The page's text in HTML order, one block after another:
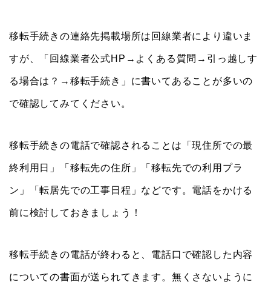
移転手続きの連絡先掲載場所は回線業者により違いま
すが、「回線業者公式HP→よくある質問→引っ越しす
る場合は？→移転手続き」に書いてあることが多いの
で確認してみてください。
移転手続きの電話で確認されることは「現住所での最
終利用日」「移転先の住所」「移転先での利用プラ
ン」「転居先での工事日程」などです。電話をかける
前に検討しておきましょう！
移転手続きの電話が終わると、電話口で確認した内容
についての書面が送られてきます。無くさないように